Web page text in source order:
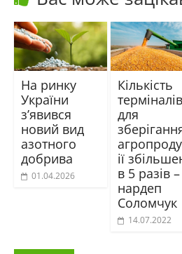
На ринку
України
з’явився
новий вид
азотного
добрива
01.04.2026
Кількість
терміналів
для
ії
в 5 разів –
нардеп
Соломчук
14.07.2022